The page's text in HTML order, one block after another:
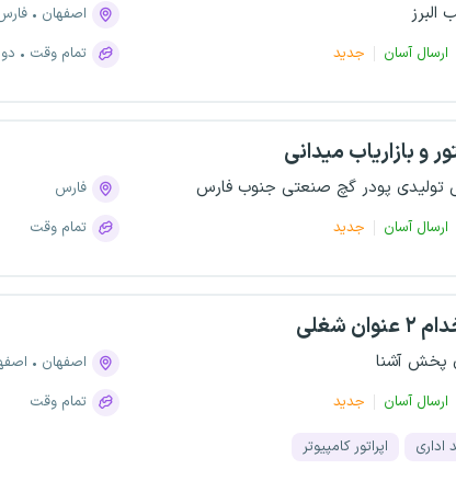
ارسال آسان جدید
اصفهان
تمام وقت
و بازاریاب میدانی
تولیدی پودر گچ صنعتی جنوب فارس
ارسال آسان جدید
فارس
تمام وقت
شغلی
پخش آشنا
ارسال آسان جدید
اصفهان
تمام وقت
اداری اپراتور کامپیوتر